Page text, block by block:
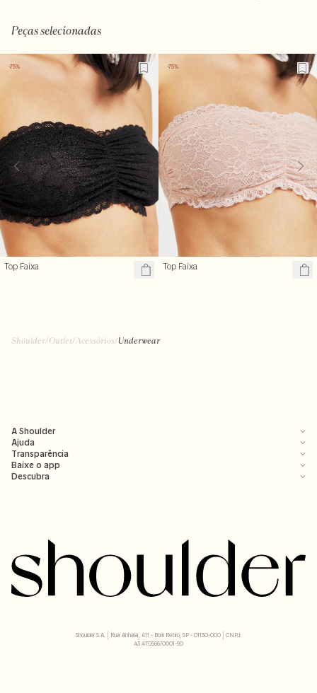
Peças selecionadas
-75%
Top Faixa
-75%
Top Faixa
Shoulder/Outlet/Acessórios/Underwear
A Shoulder
Ajuda
Transparência
Baixe o app
Descubra
Shoulder S.A. | Rua Anhaia, 411 - Bom Retiro, SP - 01130-000 | CNPJ:
43.470566/0001-90